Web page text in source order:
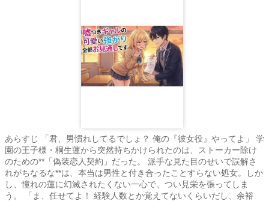
あらすじ 「君、男慣れしてるでしょ？ 俺の『彼女役』やってよ」 学
園の王子様・桐生蓮から突然持ちかけられたのは、ストーカー除け
のための**「偽装恋人契約」だった。 派手な見た目のせいで誤解さ
れがちなるな**は、本当は男性と付き合ったことすらない処女。しか
し、憧れの蓮に幻滅されたくない一心で、つい見栄を張ってしま
う。 「ま、任せてよ！ 経験人数とか覚えてないくらいだし、余裕